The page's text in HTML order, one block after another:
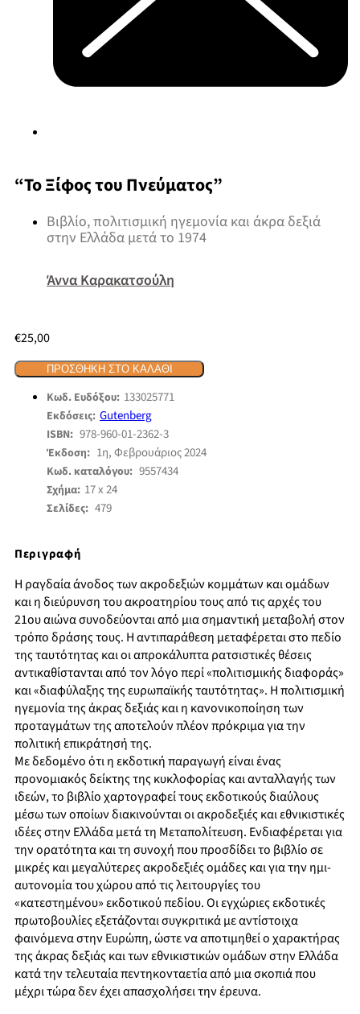
“Το Ξίφος του Πνεύματος”
Βιβλίο, πολιτισμική ηγεμονία και άκρα δεξιά
στην Ελλάδα μετά το 1974
Άννα Καρακατσούλη
€25,00
ΠΡΟΣΘΉΚΗ ΣΤΟ ΚΑΛΆΘΙ
Κωδ. Ευδόξου: 133025771
Εκδόσεις: Gutenberg
ISBN: 978-960-01-2362-3
Έκδοση: 1η, Φεβρουάριος 2024
Κωδ. καταλόγου: 9557434
Σχήμα: 17 x 24
Σελίδες: 479
Περιγραφή
Η ραγδαία άνοδος των ακροδεξιών κομμάτων και ομάδων
και η διεύρυνση του ακροατηρίου τους από τις αρχές του
21ου αιώνα συνοδεύονται από μια σημαντική μεταβολή στον
τρόπο δράσης τους. Η αντιπαράθεση μεταφέρεται στο πεδίο
της ταυτότητας και οι απροκάλυπτα ρατσιστικές θέσεις
αντικαθίστανται από τον λόγο περί «πολιτισμικής διαφοράς»
και «διαφύλαξης της ευρωπαϊκής ταυτότητας». Η πολιτισμική
ηγεμονία της άκρας δεξιάς και η κανονικοποίηση των
προταγμάτων της αποτελούν πλέον πρόκριμα για την
πολιτική επικράτησή της.
Με δεδομένο ότι η εκδοτική παραγωγή είναι ένας
προνομιακός δείκτης της κυκλοφορίας και ανταλλαγής των
ιδεών, το βιβλίο χαρτογραφεί τους εκδοτικούς διαύλους
μέσω των οποίων διακινούνται οι ακροδεξιές και εθνικιστικές
ιδέες στην Ελλάδα μετά τη Μεταπολίτευση. Ενδιαφέρεται για
την ορατότητα και τη συνοχή που προσδίδει το βιβλίο σε
μικρές και μεγαλύτερες ακροδεξιές ομάδες και για την ημι-
αυτονομία του χώρου από τις λειτουργίες του
«κατεστημένου» εκδοτικού πεδίου. Οι εγχώριες εκδοτικές
πρωτοβουλίες εξετάζονται συγκριτικά με αντίστοιχα
φαινόμενα στην Ευρώπη, ώστε να αποτιμηθεί ο χαρακτήρας
της άκρας δεξιάς και των εθνικιστικών ομάδων στην Ελλάδα
κατά την τελευταία πεντηκονταετία από μια σκοπιά που
μέχρι τώρα δεν έχει απασχολήσει την έρευνα.